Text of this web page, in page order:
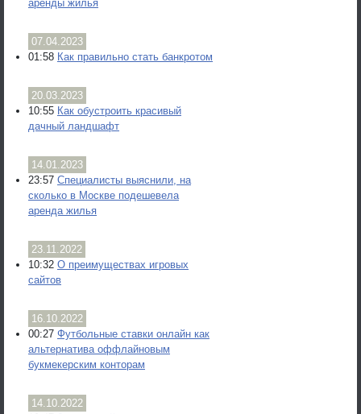
аренды жилья
07.04.2023
01:58 Как правильно стать банкротом
20.03.2023
10:55 Как обустроить красивый
дачный ландшафт
14.01.2023
23:57 Специалисты выяснили, на
сколько в Москве подешевела
аренда жилья
23.11.2022
10:32 О преимуществах игровых
сайтов
16.10.2022
00:27 Футбольные ставки онлайн как
альтернатива оффлайновым
букмекерским конторам
14.10.2022